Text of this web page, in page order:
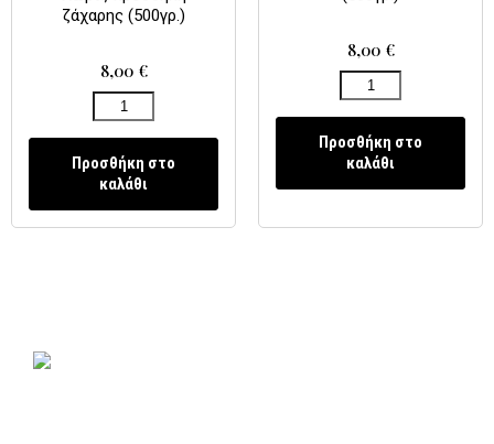
ζάχαρης (500γρ.)
8,00 €
Προσθήκη στο
καλάθι
8,00 €
Προσθήκη στο
καλάθι